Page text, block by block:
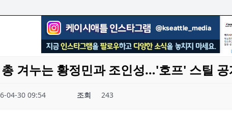
겨누는 황정민과 조인성…'호프' 스틸 공
04-30 09:54 조회 243